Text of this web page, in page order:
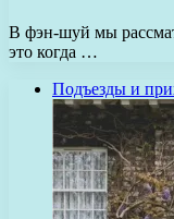
В фэн-шуй мы
это когда …
Подъезды и